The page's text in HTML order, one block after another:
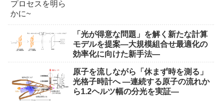
「光が得意な問題」を解く新たな計算
モデルを提案―大規模組合せ最適化の
効率化に向けた新手法―
原子を流しながら「休まず時を測る」
光格子時計へ ―連続する原子の流れか
ら1.2ヘルツ幅の分光を実証―